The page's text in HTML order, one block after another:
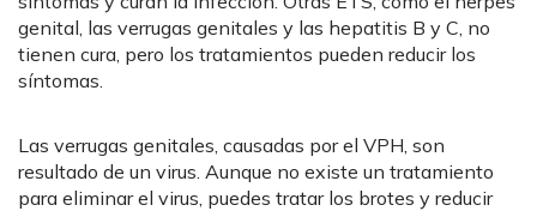
genital, las verrugas genitales y las hepatitis B y C, no
tienen cura, pero los tratamientos pueden reducir los
síntomas.
Las verrugas genitales, causadas por el VPH, son
resultado de un virus. Aunque no existe un tratamiento
para eliminar el virus, puedes tratar los brotes y reducir